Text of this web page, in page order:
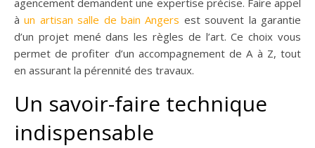
agencement demandent une expertise précise. Faire appel
àun artisan salle de bain Angers est souvent la garantie
d’un projet mené dans les règles de l’art. Ce choix vous
permet de profiter d’un accompagnement de A à Z, tout
en assurant la pérennité des travaux.
Un savoir-faire technique
indispensable